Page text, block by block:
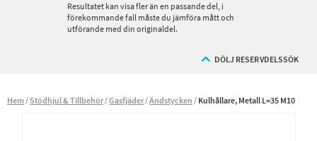
Resultatet kan visa fler än en passande del, i
förekommande fall måste du jämföra mått och
utförande med din originaldel.
DÖLJ RESERVDELSSÖK
Hem Stödhjul & Tillbehör Gasfjäder Ändstycken Kulhållare, Metall L=35 M10